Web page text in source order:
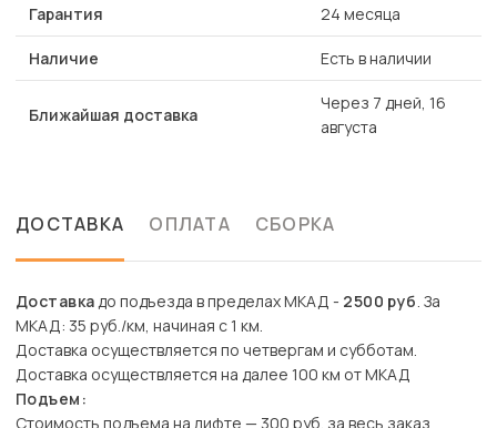
Гарантия 24 месяца
Наличие Есть в наличии
Ближайшая доставка
Через 7 дней, 16
августа
ДОСТАВКА ОПЛАТА СБОРКА
Доставкадо подъезда в пределах МКАД - 2500 руб. За
МКАД: 35 руб./км, начиная с 1 км.
Доставка осуществляется по четвергам и субботам.
Доставка осуществляется на далее 100 км от МКАД
Подъем:
Стоимость подъема на лифте — 300 руб. за весь заказ